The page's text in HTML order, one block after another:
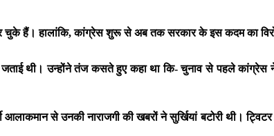
हैं। हालांकि, कांग्रेस शुरू से अब तक सरकार के इस कदम का
थी। उन्होंने तंज कसते हुए कहा था कि- चुनाव से पहले कांग्रेस
से उनकी नाराजगी की खबरों ने सुर्खियां बटोरी थी।